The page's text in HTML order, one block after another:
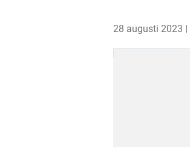
28 augusti 2023